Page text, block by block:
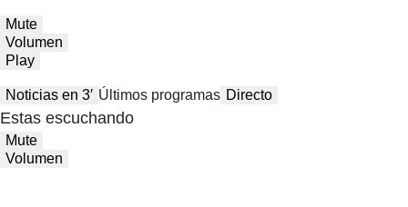
Mute
Volumen
Play
Noticias en 3′ Últimos programas Directo
Estas escuchando
Mute
Volumen